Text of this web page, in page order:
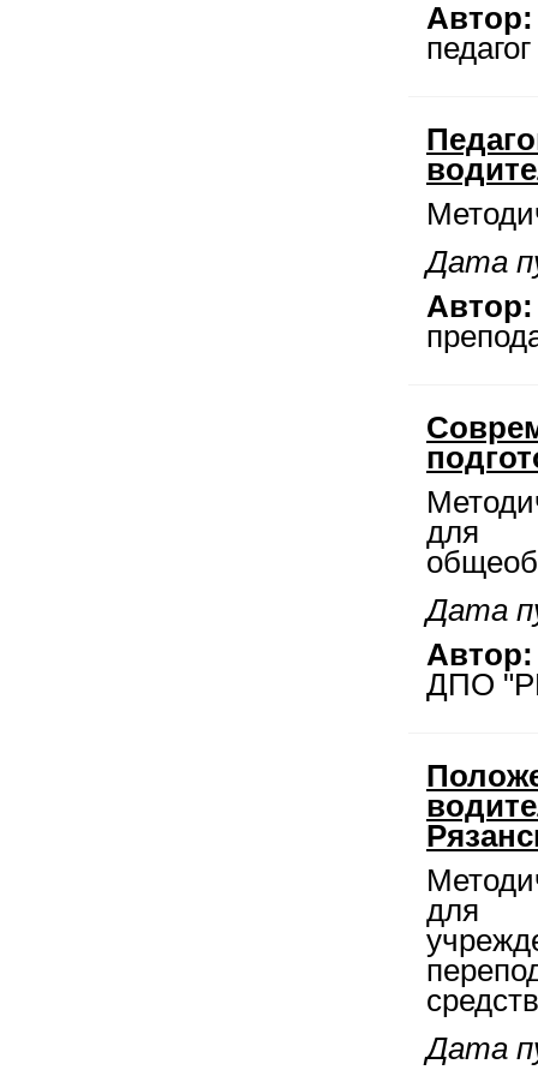
Автор:
Дата
Автор:
для
Дата
Автор:
ДПО
для
Дата